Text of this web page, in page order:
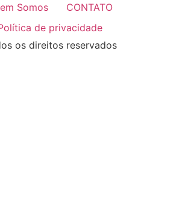
Somos
CONTATO
de privacidade
os direitos reservados